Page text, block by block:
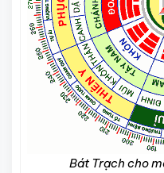
Bát Trạch cho